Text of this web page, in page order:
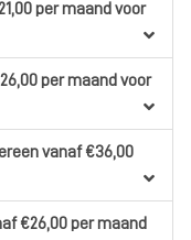
per maand voor
per maand voor
vanaf €36,00
€26,00per maand